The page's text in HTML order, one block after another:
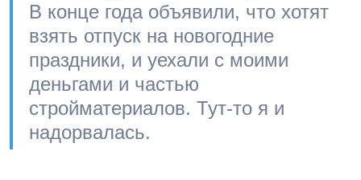
В конце года объявили, что хотят
взять отпуск на новогодние
праздники, и уехали с моими
деньгами и частью
стройматериалов. Тут-то я и
надорвалась.